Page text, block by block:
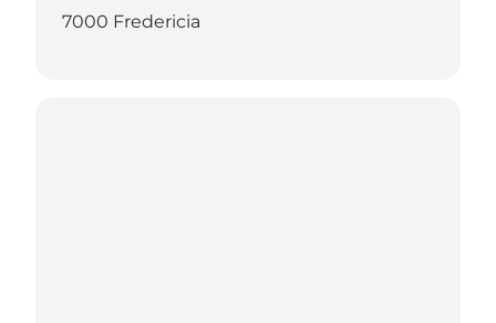
7000 Fredericia